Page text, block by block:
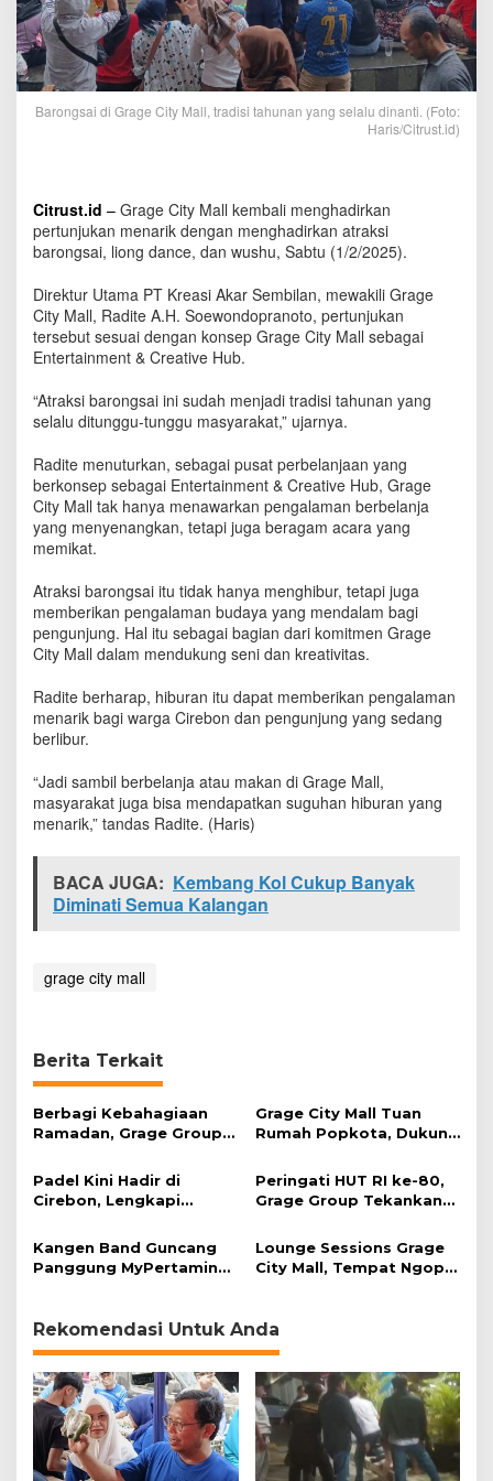
y
M
a
l
l
,
i
s
i
a
h
u
n
a
y
a
g
S
e
l
u
D
i
n
a
t
i
Barongsai di Grage City Mall, tradisi tahunan yang selalu dinanti. (Foto:
Haris/Citrust.id)
Citrust.id – Grage City Mall kembali menghadirkan
pertunjukan menarik dengan menghadirkan atraksi
barongsai, liong dance, dan wushu, Sabtu (1/2/2025).
Direktur Utama PT Kreasi Akar Sembilan, mewakili Grage
City Mall, Radite A.H. Soewondopranoto, pertunjukan
tersebut sesuai dengan konsep Grage City Mall sebagai
Entertainment & Creative Hub.
“Atraksi barongsai ini sudah menjadi tradisi tahunan yang
selalu ditunggu-tunggu masyarakat,” ujarnya.
Radite menuturkan, sebagai pusat perbelanjaan yang
berkonsep sebagai Entertainment & Creative Hub, Grage
City Mall tak hanya menawarkan pengalaman berbelanja
yang menyenangkan, tetapi juga beragam acara yang
memikat.
Atraksi barongsai itu tidak hanya menghibur, tetapi juga
memberikan pengalaman budaya yang mendalam bagi
pengunjung. Hal itu sebagai bagian dari komitmen Grage
City Mall dalam mendukung seni dan kreativitas.
Radite berharap, hiburan itu dapat memberikan pengalaman
menarik bagi warga Cirebon dan pengunjung yang sedang
berlibur.
“Jadi sambil berbelanja atau makan di Grage Mall,
masyarakat juga bisa mendapatkan suguhan hiburan yang
menarik,” tandas Radite. (Haris)
BACA JUGA: Kembang Kol Cukup Banyak
Diminati Semua Kalangan
grage city mall
Berita Terkait
Berbagi Kebahagiaan
Ramadan, Grage Group
Bioskop
Grage City Mall Tuan
Rumah Popkota, Dukung
Padel Kini Hadir di
Cirebon, Lengkapi
Peringati HUT RI ke-80,
Grage Group Tekankan
Kangen Band Guncang
Panggung MyPertamina
Lounge Sessions Grage
City Mall, Tempat Ngopi
Rekomendasi Untuk Anda